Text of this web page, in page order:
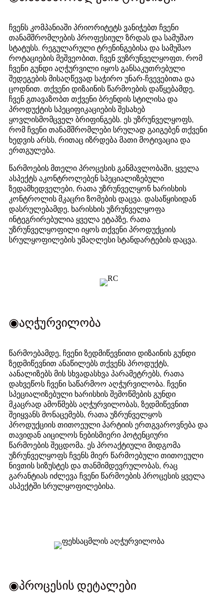
ჩვენს კომპანიაში პრიორიტეტს ვანიჭებთ ჩვენი
თანამშრომლების პროფესიულ ზრდას და სამუშაო
სტატუსს. რეგულარული ტრენინგებისა და სამუშაო
როტაციების მეშვეობით, ჩვენ ვუზრუნველყოფთ, რომ
ჩვენი გუნდი აღჭურვილი იყოს განსაკუთრებული
შედეგების მისაღწევად საჭირო უნარ-ჩვევებითა და
ცოდნით. თქვენი დიზაინის წარმოების დაწყებამდე,
ჩვენ გთავაზობთ თქვენი ბრენდის სტილისა და
პროდუქტის სპეციფიკაციების შესახებ
ყოვლისმომცველ ბრიფინგებს. ეს უზრუნველყოფს,
რომ ჩვენი თანამშრომლები სრულად გაიგებენ თქვენი
ხედვის არსს, რითაც იზრდება მათი მოტივაცია და
ერთგულება.
წარმოების მთელი პროცესის განმავლობაში, ყველა
ასპექტს აკონტროლებენ სპეციალიზებული
ზედამხედველები, რათა უზრუნველყონ ხარისხის
კონტროლის მკაცრი ზომების დაცვა. დასაწყისიდან
დასრულებამდე, ხარისხის უზრუნველყოფა
ინტეგრირებულია ყველა ეტაპზე, რათა
უზრუნველყოფილი იყოს თქვენი პროდუქციის
სრულყოფილების უმაღლესი სტანდარტების დაცვა.
◉აღჭურვილობა
წარმოებამდე, ჩვენი ზედმიწევნითი დიზაინის გუნდი
ზედმიწევნით ანაწილებს თქვენს პროდუქტს,
აანალიზებს მის სხვადასხვა პარამეტრებს, რათა
დახვეწოს ჩვენი საწარმოო აღჭურვილობა. ჩვენი
სპეციალიზებული ხარისხის შემოწმების გუნდი
მკაცრად ამოწმებს აღჭურვილობას, ზედმიწევნით
შეიყვანს მონაცემებს, რათა უზრუნველყოს
პროდუქციის თითოეული პარტიის ერთგვაროვნება და
თავიდან აიცილოს ნებისმიერი პოტენციური
წარმოების შეცდომა. ეს პროაქტიული მიდგომა
უზრუნველყოფს ჩვენს მიერ წარმოებული თითოეული
ნივთის სიზუსტეს და თანმიმდევრულობას, რაც
გარანტიას იძლევა ჩვენი წარმოების პროცესის ყველა
ასპექტში სრულყოფილებისა.
◉პროცესის დეტალები